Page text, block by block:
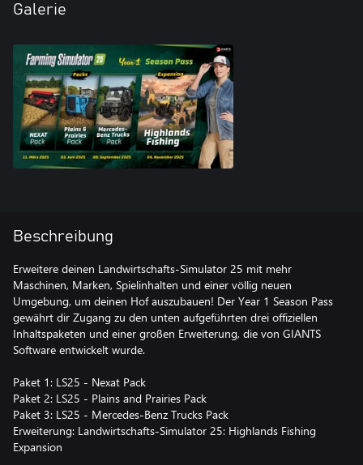
Galerie
Beschreibung
Erweitere deinen Landwirtschafts-Simulator 25 mit mehr
Maschinen, Marken, Spielinhalten und einer völlig neuen
Umgebung, um deinen Hof auszubauen! Der Year 1 Season Pass
gewährt dir Zugang zu den unten aufgeführten drei offiziellen
Inhaltspaketen und einer großen Erweiterung, die von GIANTS
Software entwickelt wurde.
Paket 1: LS25 - Nexat Pack
Paket 2: LS25 - Plains and Prairies Pack
Paket 3: LS25 - Mercedes-Benz Trucks Pack
Erweiterung: Landwirtschafts-Simulator 25: Highlands Fishing
Expansion